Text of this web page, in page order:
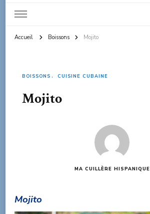
Accueil Boissons Mojito
BOISSONS CUISINE CUBAINE
Mojito
MA CUILLÈRE HISPANIQUE
Mojito